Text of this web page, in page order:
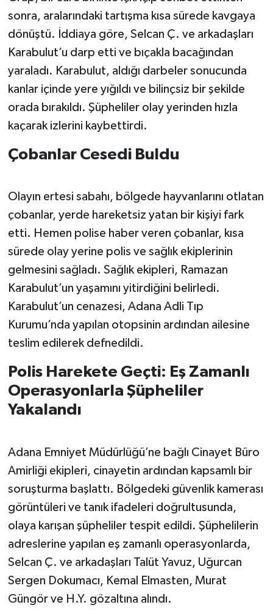
sonra, aralarındaki tartışma kısa sürede kavgaya
dönüştü. İddiaya göre, Selcan Ç. ve arkadaşları
Karabulut’u darp etti ve bıçakla bacağından
yaraladı. Karabulut, aldığı darbeler sonucunda
kanlar içinde yere yığıldı ve bilinçsiz bir şekilde
orada bırakıldı. Şüpheliler olay yerinden hızla
kaçarak izlerini kaybettirdi.
Çobanlar Cesedi Buldu
Olayın ertesi sabahı, bölgede hayvanlarını otlatan
çobanlar, yerde hareketsiz yatan bir kişiyi fark
etti. Hemen polise haber veren çobanlar, kısa
sürede olay yerine polis ve sağlık ekiplerinin
gelmesini sağladı. Sağlık ekipleri, Ramazan
Karabulut’un yaşamını yitirdiğini belirledi.
Karabulut’un cenazesi, Adana Adli Tıp
Kurumu’nda yapılan otopsinin ardından ailesine
teslim edilerek defnedildi.
Polis Harekete Geçti: Eş Zamanlı
Operasyonlarla Şüpheliler
Yakalandı
Adana Emniyet Müdürlüğü’ne bağlı Cinayet Büro
Amirliği ekipleri, cinayetin ardından kapsamlı bir
soruşturma başlattı. Bölgedeki güvenlik kamerası
görüntüleri ve tanık ifadeleri doğrultusunda,
olaya karışan şüpheliler tespit edildi. Şüphelilerin
adreslerine yapılan eş zamanlı operasyonlarda,
Selcan Ç. ve arkadaşları Talüt Yavuz, Uğurcan
Sergen Dokumacı, Kemal Elmasten, Murat
Güngör ve H.Y. gözaltına alındı.